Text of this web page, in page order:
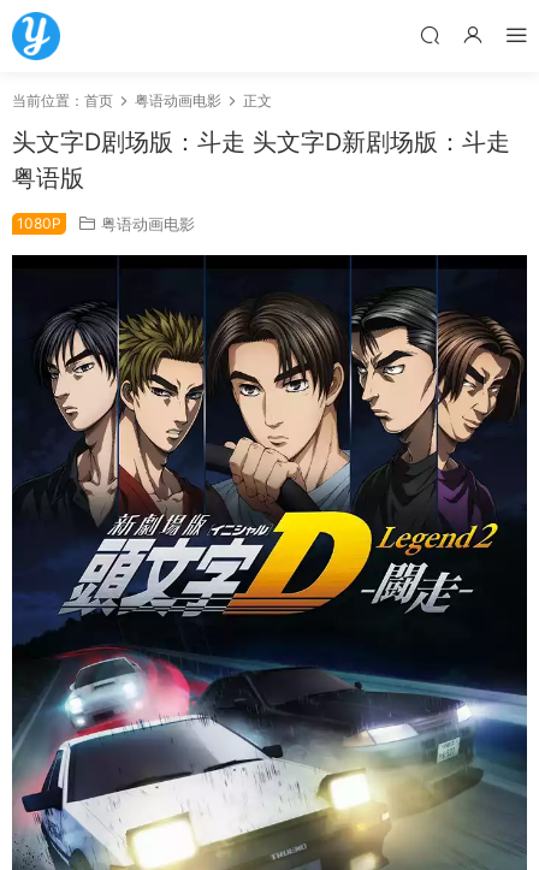
当前位置： 首页 粤语动画电影 正文
头文字D剧场版：斗走 头文字D新剧场版：斗走
粤语版
1080P 粤语动画电影